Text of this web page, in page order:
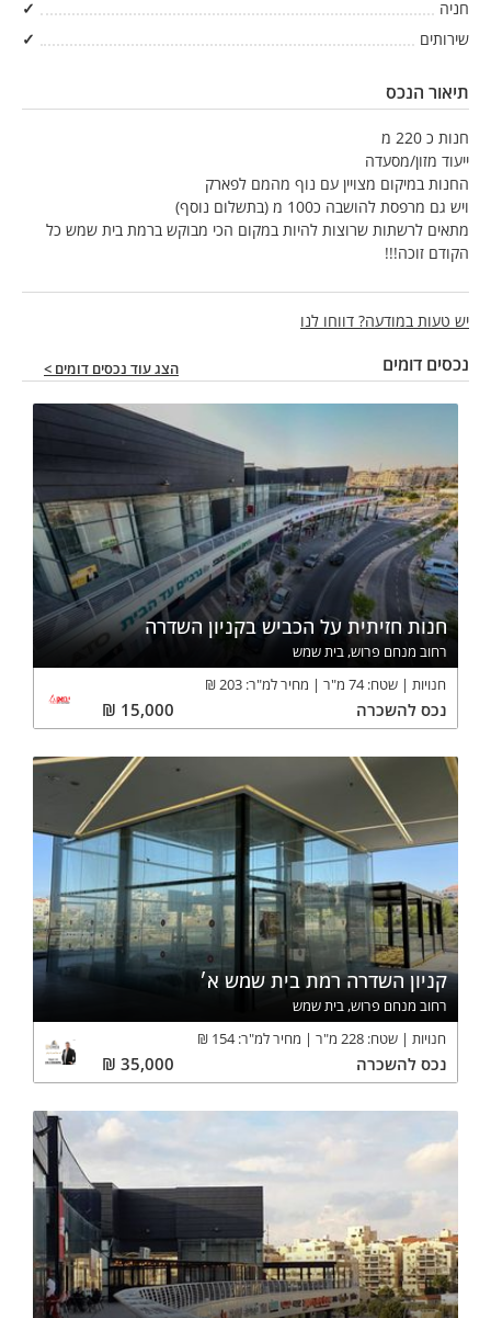
חניה
✓
שירותים
✓
תיאור הנכס
חנות כ 220 מ
ייעוד מזון/מסעדה
החנות במיקום מצויין עם נוף מהמם לפארק
ויש גם מרפסת להושבה כ100 מ (בתשלום נוסף)
מתאים לרשתות שרוצות להיות במקום הכי מבוקש ברמת בית שמש כל
הקודם זוכה!!!
יש טעות במודעה? דווחו לנו
נכסים דומים הצג עוד נכסים דומים >
חנות חזיתית על הכביש בקניון השדרה
רחוב מנחם פרוש, בית שמש
חנויות
שטח:74 מ"ר מחיר למ"ר: 203
₪
נכס להשכרה 15,000
₪
קניון השדרה רמת בית שמש א׳
רחוב מנחם פרוש, בית שמש
חנויות
שטח: 228 מ"ר מחיר למ"ר:154
₪
נכס להשכרה 35,000
₪